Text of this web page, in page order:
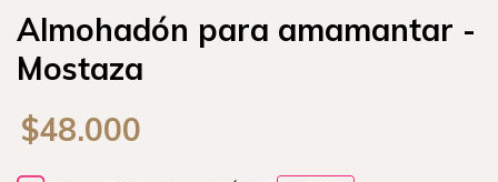
Almohadón para amamantar -
Mostaza
$48.000